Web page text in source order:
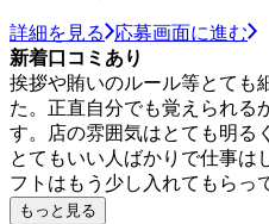
詳細を見る
応募画面に進む
新着口コミあり
挨拶や賄いのルール等とても
た。正直自分でも覚えられる
す。店の雰囲気はとても明る
とてもいい人ばかりで仕事は
フトはもう少し入れてもらっ
もっと見る